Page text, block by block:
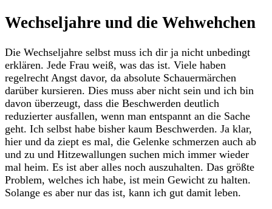
Wechseljahre und die Wehwehchen
Die Wechseljahre selbst muss ich dir ja nicht unbedingt
erklären. Jede Frau weiß, was das ist. Viele haben
regelrecht Angst davor, da absolute Schauermärchen
darüber kursieren. Dies muss aber nicht sein und ich bin
davon überzeugt, dass die Beschwerden deutlich
reduzierter ausfallen, wenn man entspannt an die Sache
geht. Ich selbst habe bisher kaum Beschwerden. Ja klar,
hier und da ziept es mal, die Gelenke schmerzen auch ab
und zu und Hitzewallungen suchen mich immer wieder
mal heim. Es ist aber alles noch auszuhalten. Das größte
Problem, welches ich habe, ist mein Gewicht zu halten.
Solange es aber nur das ist, kann ich gut damit leben.